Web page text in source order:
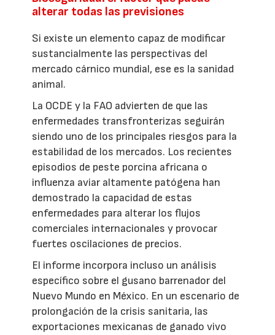
alterar todas las previsiones
Si existe un elemento capaz de modificar
sustancialmente las perspectivas del
mercado cárnico mundial, ese es la sanidad
animal.
La OCDE y la FAO advierten de que las
enfermedades transfronterizas seguirán
siendo uno de los principales riesgos para la
estabilidad de los mercados. Los recientes
episodios de peste porcina africana o
influenza aviar altamente patógena han
demostrado la capacidad de estas
enfermedades para alterar los flujos
comerciales internacionales y provocar
fuertes oscilaciones de precios.
El informe incorpora incluso un análisis
específico sobre el gusano barrenador del
Nuevo Mundo en México. En un escenario de
prolongación de la crisis sanitaria, las
exportaciones mexicanas de ganado vivo